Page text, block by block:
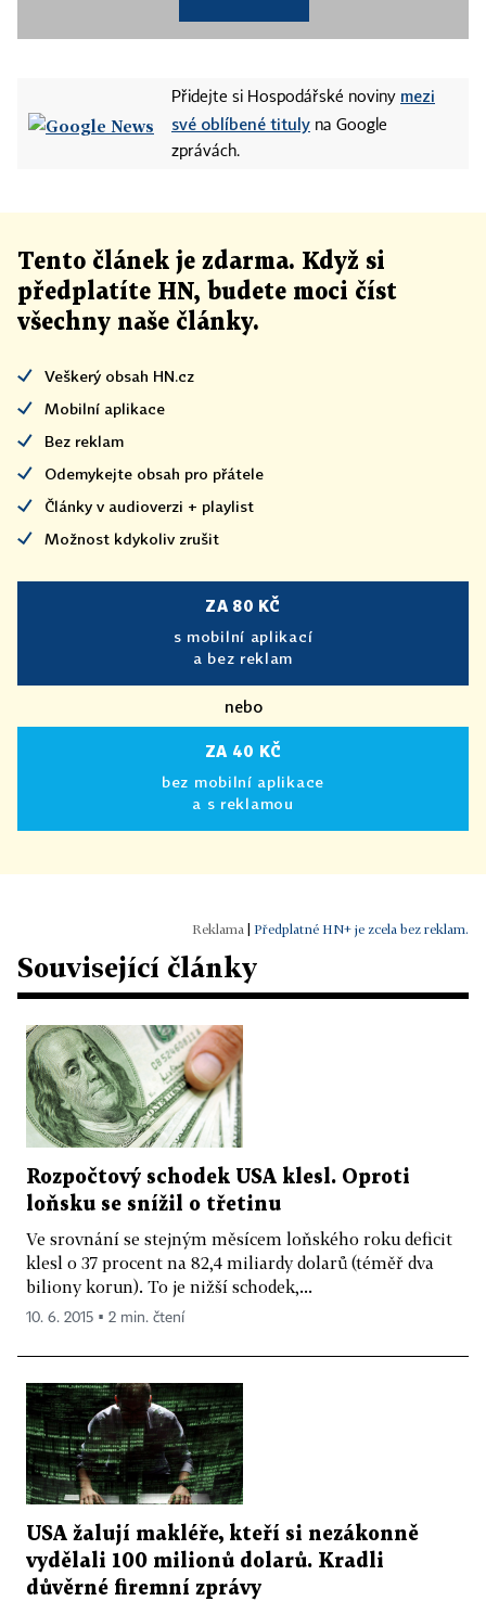
Přidejte si Hospodářské noviny mezi
své oblíbené tituly na Google
zprávách.
Tento článek je zdarma. Když si
předplatíte HN, budete moci číst
všechny naše články.
Veškerý obsah HN.cz
Mobilní aplikace
Bez reklam
Odemykejte obsah pro přátele
Články v audioverzi + playlist
Možnost kdykoliv zrušit
ZA 80 KČ
s mobilní aplikací
a bez reklam
nebo
ZA 40 KČ
bez mobilní aplikace
a s reklamou
Předplatné HN+ je zcela bez reklam.
Související články
Rozpočtový schodek USA klesl. Oproti
loňsku se snížil o třetinu
Ve srovnání se stejným měsícem loňského roku deficit
klesl o 37 procent na 82,4 miliardy dolarů (téměř dva
biliony korun). To je nižší schodek,...
10. 6. 2015 ▪ 2 min. čtení
USA žalují makléře, kteří si nezákonně
vydělali 100 milionů dolarů. Kradli
důvěrné firemní zprávy